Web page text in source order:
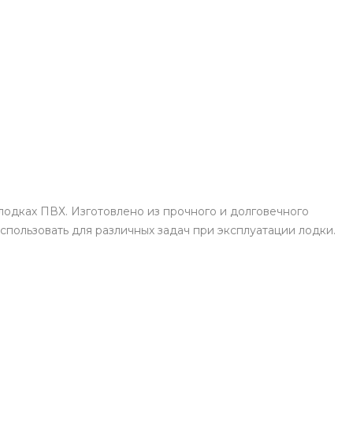
ПВХ. Изготовлено из прочного и долговечного
для различных задач при эксплуатации лодки.